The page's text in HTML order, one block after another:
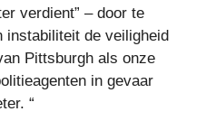
verdient” – door te
instabiliteit de veiligheid
Pittsburgh als onze
in gevaar
“